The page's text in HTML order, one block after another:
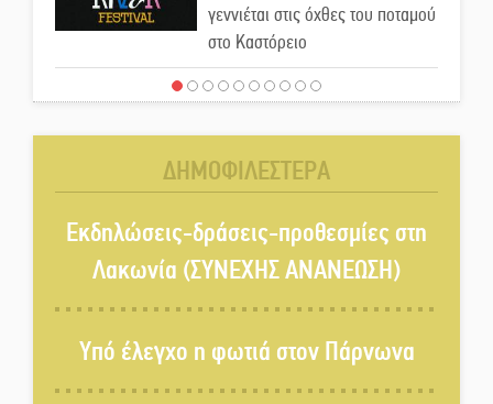
γεννιέται στις όχθες του ποταμού
στο Καστόρειο
Τα ζάρια παίρνουν «φωτιά» στην
Αυθεντικό γλέντι με «Γιορτή
Βραστού» στη Σοχά
Το τελεφερίκ της Μονεμβασιάς
στο τραπέζι του δημόσιου
διαλόγου
ΔΗΜΟΦΙΛΕΣΤΕΡΑ
Εκδηλώσεις-δράσεις-προθεσμίες στη
Λακωνία (ΣΥΝΕΧΗΣ ΑΝΑΝΕΩΣΗ)
Υπό έλεγχο η φωτιά στον Πάρνωνα